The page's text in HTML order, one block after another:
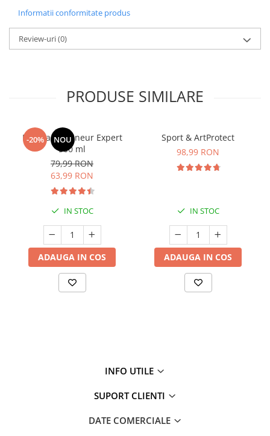
Informatii conformitate produs
Review-uri(0)
PRODUSE SIMILARE
-20% NOU
Manhaē Draineur Expert
500 ml
79,99 RON
63,99 RON
IN STOC
ADAUGA IN COS
Sport & ArtProtect
98,99 RON
IN STOC
ADAUGA IN COS
INFO UTILE
SUPORT CLIENTI
DATE COMERCIALE